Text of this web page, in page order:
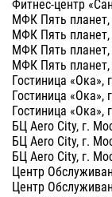
Фитнес-центр
МФК Пять планет,
МФК Пять планет,
МФК Пять планет,
МФК Пять планет,
Гостиница «Ока»,
Гостиница «Ока»,
Гостиница «Ока»,
БЦ Aero City, г.
БЦ Aero City, г.
БЦ Aero City, г.
Центр
Центр